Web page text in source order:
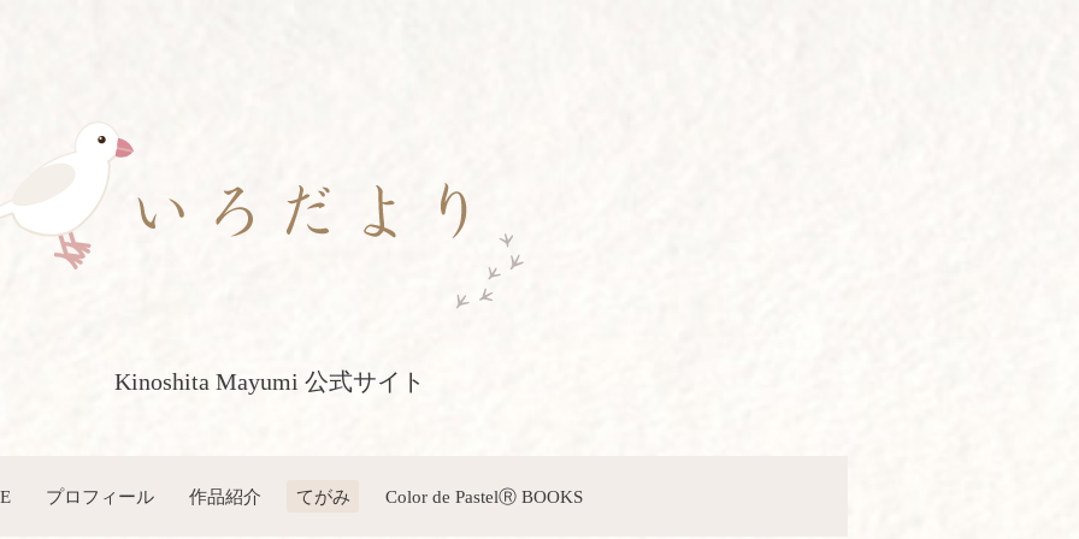
Kinoshita Mayumi 公式サイト
プロフィール 作品紹介 てがみ Color de PastelⓇ BOOKS